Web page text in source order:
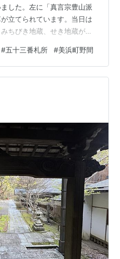
した。左に「真言宗豊山派
立てられています。当日は
ちびき地蔵、せき地蔵が霊
の大御堂寺一山の一院で南
院と改称。明治になり、意
し現在に至る。本尊は中心
音菩薩、勢至菩薩を従えた
源義朝公と共に無念の最後
#五十三番札所 #美浜町野間